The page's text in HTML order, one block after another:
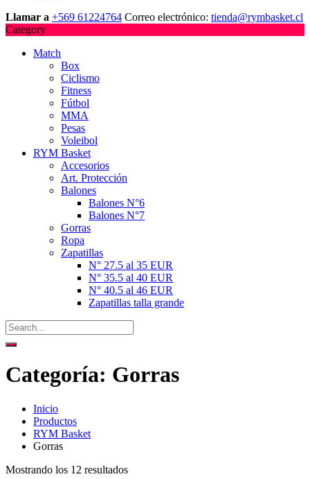
Llamar a +569 61224764 Correo electrónico: tienda@rymbasket.cl
Category
Match
Box
Ciclismo
Fitness
Fútbol
MMA
Pesas
Voleibol
RYM Basket
Accesorios
Art. Protección
Balones
Balones N°6
Balones N°7
Gorras
Ropa
Zapatillas
N° 27.5 al 35 EUR
N° 35.5 al 40 EUR
N° 40.5 al 46 EUR
Zapatillas talla grande
Categoría: Gorras
Inicio
Productos
RYM Basket
Gorras
Mostrando los 12 resultados